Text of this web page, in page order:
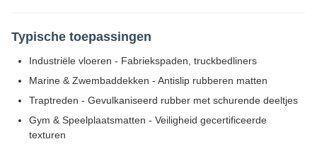
Typische toepassingen
Industriële vloeren - Fabriekspaden, truckbedliners
Marine & Zwembaddekken - Antislip rubberen matten
Traptreden - Gevulkaniseerd rubber met schurende deeltjes
Gym & Speelplaatsmatten - Veiligheid gecertificeerde
texturen